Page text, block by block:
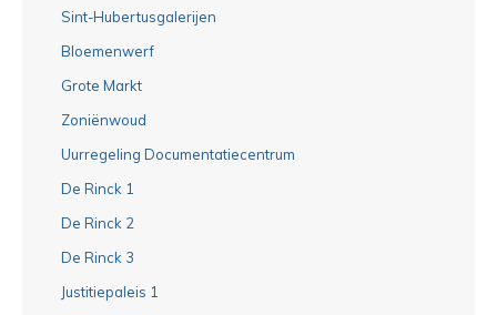
Sint-Hubertusgalerijen
Bloemenwerf
Grote Markt
Zoniënwoud
Uurregeling Documentatiecentrum
De Rinck 1
De Rinck 2
De Rinck 3
Justitiepaleis 1